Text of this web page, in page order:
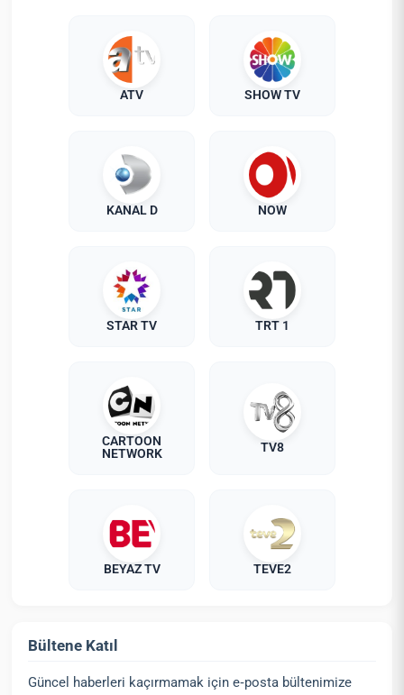
ATV SHOW TV
KANAL D NOW
STAR TV TRT 1
CARTOON
NETWORK
TV8
BEYAZ TV TEVE2
Bültene Katıl
Güncel haberleri kaçırmamak için e‑posta bültenimize